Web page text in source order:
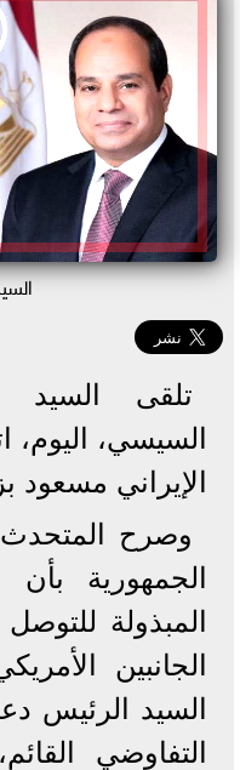
تلقى السيد
السيسي، اليوم،
الإيراني مسعود
وصرح
الجمهورية بأن
المبذولة
الجانبين
السيد الرئيس
التفاوضي